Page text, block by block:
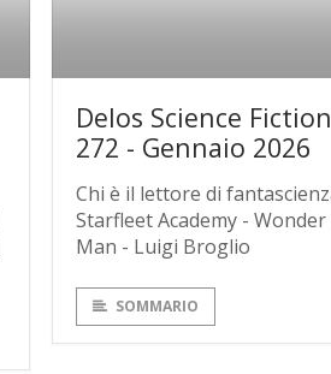
Delos Science Fiction
272 - Gennaio 2026
Chi è il lettore di
Starfleet Academy - Wonder
Man - Luigi Broglio
SOMMARIO